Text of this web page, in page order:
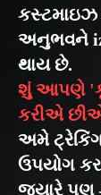
કસ્ટમાઇઝ
અનુભવને
થાય છે.
શું આપણે
કરીએ
અમે
ઉપયોગ
જ્યારે પણ